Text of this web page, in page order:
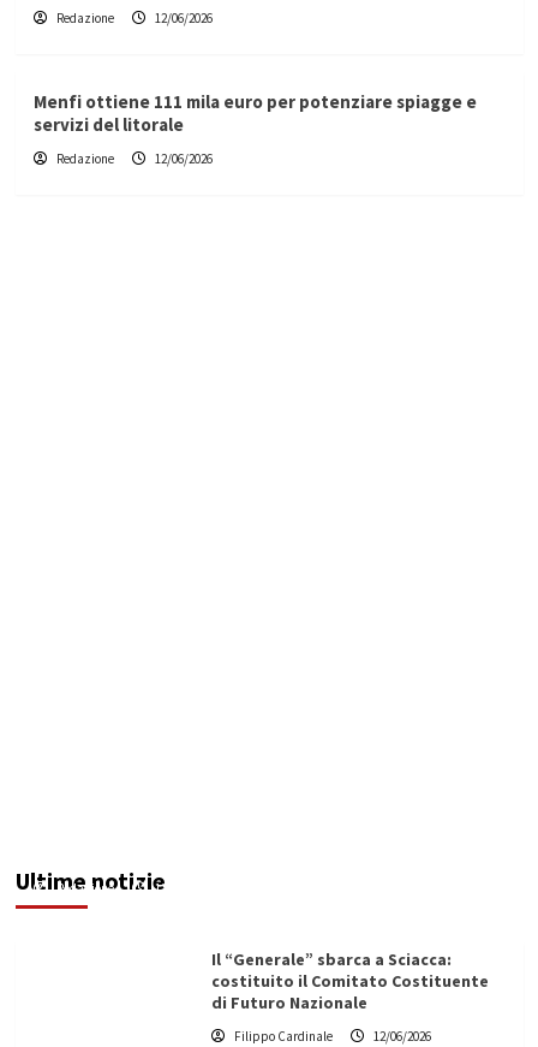
Redazione 12/06/2026
Menfi ottiene 111 mila euro per potenziare spiagge e
servizi del litorale
Redazione 12/06/2026
Ultime notizie
Redazione 12/06/2026
Il “Generale” sbarca a Sciacca:
costituito il Comitato Costituente
di Futuro Nazionale
Filippo Cardinale 12/06/2026